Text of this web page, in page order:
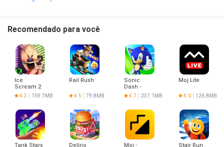
Recomendado para você
Ice
Scream 2
4.3 159.7MB
Rail Rush
4.5 79.8MB
Sonic
Dash -
Jogo de
Corrida
4.7 237.1MB
Moj Lite
4.0 126.8MB
Tank Stars
Delírio
Moj -
Stair Run